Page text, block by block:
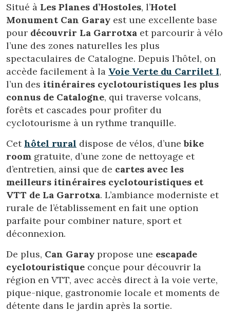
Situé à Les Planes d’Hostoles, l’Hotel
Monument Can Garay est une excellente base
pour découvrir La Garrotxa et parcourir à vélo
l’une des zones naturelles les plus
spectaculaires de Catalogne. Depuis l’hôtel, on
accède facilement à la Voie Verte du Carrilet I,
l’un des itinéraires cyclotouristiques les plus
connus de Catalogne, qui traverse volcans,
forêts et cascades pour profiter du
cyclotourisme à un rythme tranquille.
Cethôtel rural dispose de vélos, d’unebike
room gratuite, d’une zone de nettoyage et
d’entretien, ainsi que de cartes avec les
meilleurs itinéraires cyclotouristiques et
VTT de La Garrotxa. L’ambiance moderniste et
rurale de l’établissement en fait une option
parfaite pour combiner nature, sport et
déconnexion.
De plus, Can Garay propose une escapade
cyclotouristique conçue pour découvrir la
région en VTT, avec accès direct à la voie verte,
pique-nique, gastronomie locale et moments de
détente dans le jardin après la sortie.